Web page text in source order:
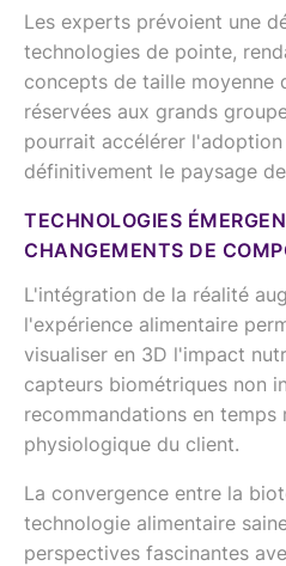
Les experts prévoient une
technologies de pointe,
concepts de taille moyenne
réservées aux grands
pourrait accélérer
définitivement le paysage
TECHNOLOGIES
CHANGEMENTS DE
L'intégration de la réalité
l'expérience alimentaire
visualiser en 3D l'impact
capteurs biométriques non
recommandations en
physiologique du client.
La convergence entre la
technologie alimentaire
perspectives fascinantes